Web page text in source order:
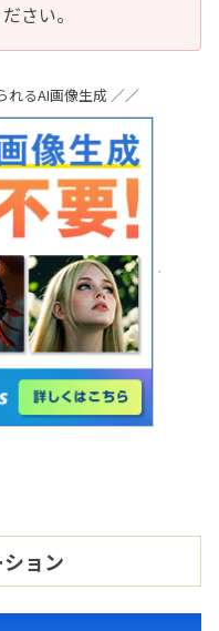
さい。
れるAI画像生成 ／／
ョン